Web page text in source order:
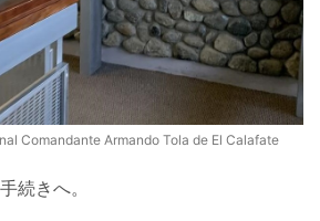
Comandante Armando Tola de El Calafate
続きへ。